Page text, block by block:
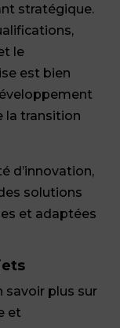
stratégique.
le
est bien
la transition
d’innovation,
solutions
et adaptées
savoir plus sur
et